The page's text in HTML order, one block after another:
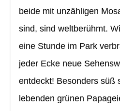
beide mit unzähligen
sind, sind weltberühmt.
eine Stunde im Park
jeder Ecke neue
entdeckt! Besonders süß
lebenden grünen